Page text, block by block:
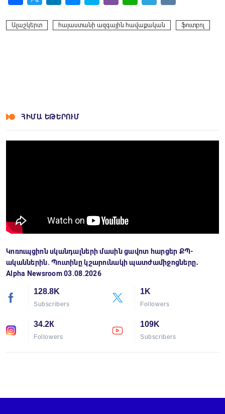
Ալաշկերտ հայաստանի ազգային հավաքական ֆուտբոլ
ՀԻՄԱ ԵԹԵՐՈՒՄ
Կոռուպցիոն սկանդալների մասին ցավոտ հարցեր ՔՊ-
ականներին. Պուտինը կշարունակի պատժամիջոցները․
Alpha Newsroom 03.08.2026
128.8K
Subscribers
1K
Followers
34.2К
Followers
109K
Subscribers